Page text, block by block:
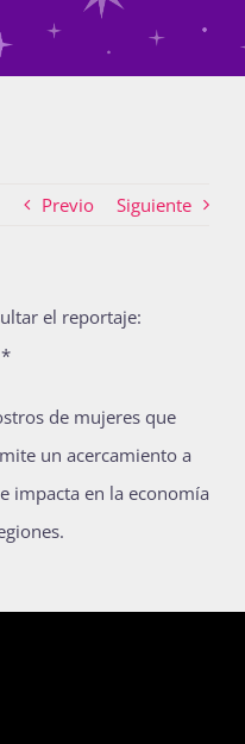
de género
Previo Siguiente
el reportaje:
de mujeres que
un acercamiento a
impacta en la economía